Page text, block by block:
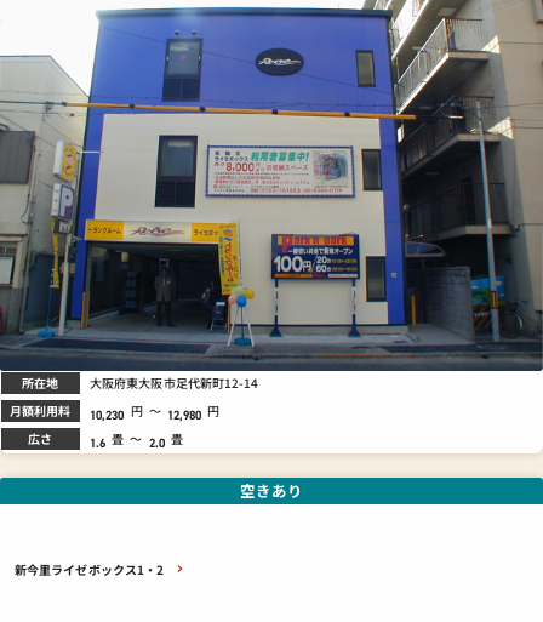
所在地 大阪府東大阪市足代新町12-14
月額利用料 10,230 円 ～ 12,980 円
広さ 1.6 畳 ～ 2.0 畳
新今里ライゼボックス1・2
空きあり